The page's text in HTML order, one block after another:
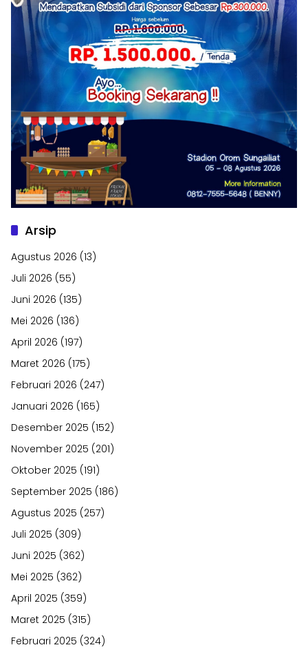
Arsip
Agustus 2026 (13)
Juli 2026 (55)
Juni 2026 (135)
Mei 2026 (136)
April 2026 (197)
Maret 2026 (175)
Februari 2026 (247)
Januari 2026 (165)
Desember 2025 (152)
November 2025 (201)
Oktober 2025 (191)
September 2025 (186)
Agustus 2025 (257)
Juli 2025 (309)
Juni 2025 (362)
Mei 2025 (362)
April 2025 (359)
Maret 2025 (315)
Februari 2025 (324)